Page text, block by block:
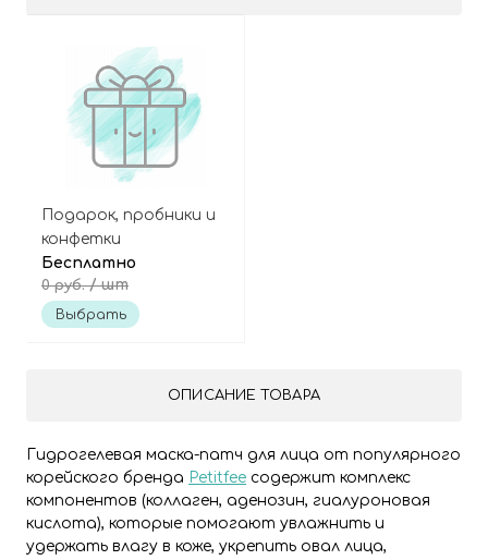
Подарок, пробники и
конфетки
Бесплатно
0 руб./ шт
Выбрать
ОПИСАНИЕ ТОВАРА
Гидрогелевая маска-патч для лица от популярного
корейского бренда Petitfee содержит комплекс
компонентов (коллаген, аденозин, гиалуроновая
кислота), которые помогают увлажнить и
удержать влагу в коже, укрепить овал лица,